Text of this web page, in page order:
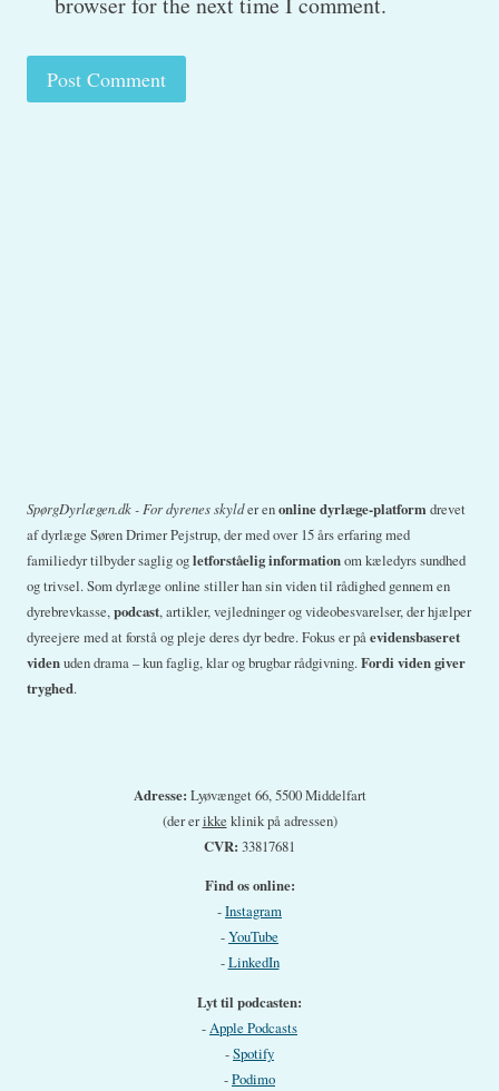
SpørgDyrlægen.dk - For dyrenes skylder enonline dyrlæge-platformdrevet
af dyrlæge Søren Drimer Pejstrup, der med over 15 års erfaring med
familiedyr tilbyder saglig ogletforståelig informationom kæledyrs sundhed
og trivsel. Som dyrlæge online stiller han sin viden til rådighed gennem en
dyrebrevkasse,podcast, artikler, vejledninger og videobesvarelser, der hjælper
dyreejere med at forstå og pleje deres dyr bedre. Fokus er påevidensbaseret
videnuden drama – kun faglig, klar og brugbar rådgivning.Fordi viden giver
tryghed.
Adresse: Lyøvænget 66, 5500 Middelfart
(der erikke klinik på adressen)
CVR: 33817681
Find os online:
-Instagram
-YouTube
-LinkedIn
Lyt til podcasten:
-Apple Podcasts
-Spotify
-Podimo